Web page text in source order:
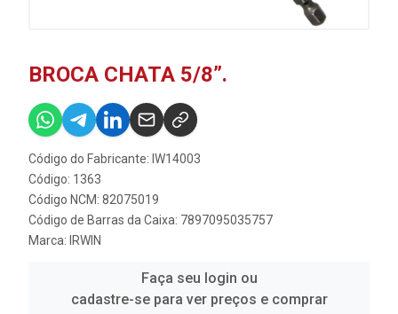
BROCA CHATA 5/8”.
Código do Fabricante: IW14003
Código: 1363
Código NCM: 82075019
Código de Barras da Caixa: 7897095035757
Marca: IRWIN
Faça seu login ou
cadastre-se para ver preços e comprar